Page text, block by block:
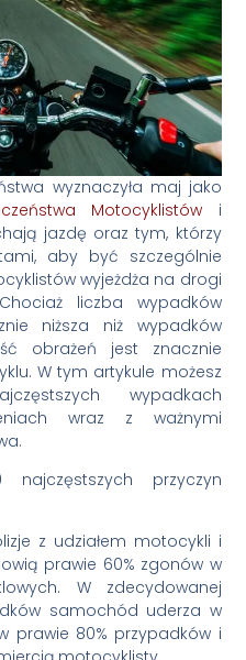
wyznaczyła maj jako
Motocyklistów i
jazdę oraz tym, którzy
aby być szczególnie
wyjeżdża na drogi
liczba wypadków
niższa niż wypadków
obrażeń jest znacznie
W tym artykule możesz
wypadkach
wraz z ważnymi
najczęstszych przyczyn
z udziałem motocykli i
prawie 60% zgonów w
W zdecydowanej
samochód uderza w
prawie 80% przypadków i